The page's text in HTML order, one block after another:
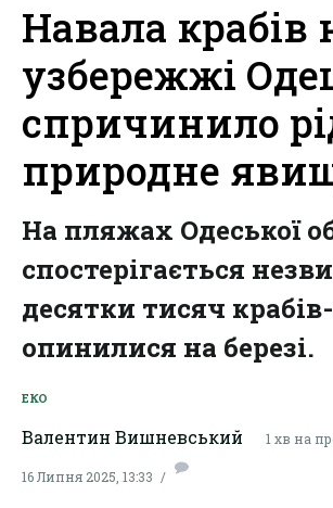
Навала крабів
узбережжі
спричинило
природне
На пляжах Одеської
спостерігається
десятки тисяч
опинилися на березі.
ЕКО
Валентин Вишневський 1 хв на
16 Липня 2025, 13:33